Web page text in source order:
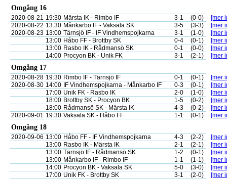
Omgång 16
2020-08-21 19:30 Märsta IK - Rimbo IF 3-1 (0-0)
[mer
2020-08-22 13:30 Månkarbo IF - Vaksala SK 3-5 (3-3)
[mer
2020-08-23 13:00 Tärnsjö IF - IF Vindhemspojkarna 3-1 (1-0)
[mer
13:00 Håbo FF - Brottby SK 0-4 (0-1)
[mer
13:00 Rasbo IK - Rådmansö SK 0-1 (0-0)
[mer
14:00 Procyon BK - Unik FK 3-1 (2-1) [mer
Omgång 17
2020-08-28 19:30 Rimbo IF - Tärnsjö IF 0-1 (0-1)
[mer
2020-08-30 14:00 IF Vindhemspojkarna - Månkarbo IF 0-3 (0-1)
[mer
17:00 Unik FK - Rasbo IK 2-0 (1-0)
[mer
18:00 Brottby SK - Procyon BK 1-5 (0-2)
[mer
18:00 Rådmansö SK - Märsta IK 4-3 (0-2)
[mer
2020-09-01 19:30 Vaksala SK - Håbo FF 1-1 (0-1) [mer
Omgång 18
2020-09-06 13:00 Håbo FF - IF Vindhemspojkarna 4-3 (2-2)
[mer
13:00 Rasbo IK - Märsta IK 2-1 (2-1)
[mer
13:00 Tärnsjö IF - Rådmansö SK 1-2 (0-1)
[mer
13:00 Månkarbo IF - Rimbo IF 1-1 (1-1)
[mer
14:00 Procyon BK - Vaksala SK 5-0 (3-0)
[mer
17:00 Unik FK - Brottby SK 3-1 (2-0) [mer